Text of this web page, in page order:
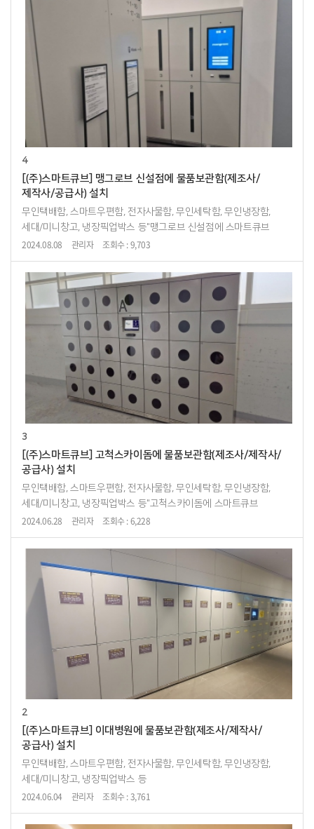
4
[(주)스마트큐브] 맹그로브 신설점에 물품보관함(제조사/
제작사/공급사) 설치
무인택배함, 스마트우편함, 전자사물함, 무인세탁함, 무인냉장함,
세대/미니창고, 냉장픽업박스 등"맹그로브 신설점에 스마트큐브
물품보관함 설치"맹그로브 신설점
2024.08.08 관리자 조회수 : 9,703
3
[(주)스마트큐브] 고척스카이돔에 물품보관함(제조사/제작사/
공급사) 설치
무인택배함, 스마트우편함, 전자사물함, 무인세탁함, 무인냉장함,
세대/미니창고, 냉장픽업박스 등"고척스카이돔에 스마트큐브
물품보관함 설치"고척스카이돔
2024.06.28 관리자 조회수 : 6,228
2
[(주)스마트큐브] 이대병원에 물품보관함(제조사/제작사/
공급사) 설치
무인택배함, 스마트우편함, 전자사물함, 무인세탁함, 무인냉장함,
세대/미니창고, 냉장픽업박스 등
2024.06.04 관리자 조회수 : 3,761